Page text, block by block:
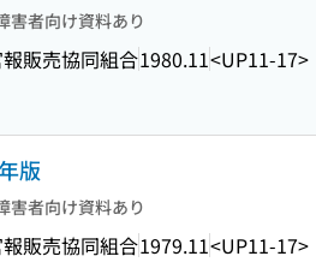
害者向け資料あり
販売協同組合1980.11<UP11-17>
版
害者向け資料あり
販売協同組合1979.11<UP11-17>